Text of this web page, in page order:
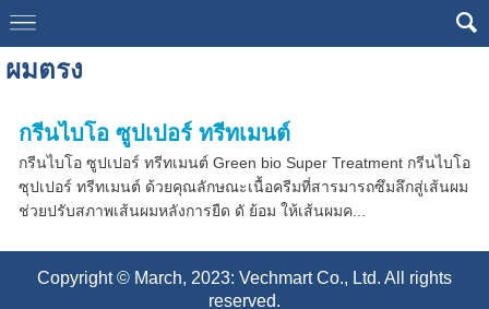
ผมตรง
กรีนไบโอ ซูปเปอร์ ทรีทเมนต์
กรีนไบโอ ซูปเปอร์ ทรีทเมนต์ Green bio Super Treatment กรีนไบโอ
ซุปเปอร์ ทรีทเมนต์ ด้วยคุณลักษณะเนื้อครีมที่สารมารถซึมลึกสู่เส้นผม
ช่วยปรับสภาพเส้นผมหลังการยืด ดั ย้อม ให้เส้นผมค...
Copyright © March, 2023: Vechmart Co., Ltd. All rights
reserved.